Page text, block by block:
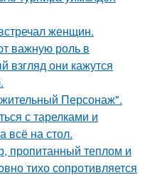
женщин.
важную роль в
взгляд они кажутся
Персонаж".
с тарелками и
всё на стол.
пропитанный теплом и
тихо сопротивляется